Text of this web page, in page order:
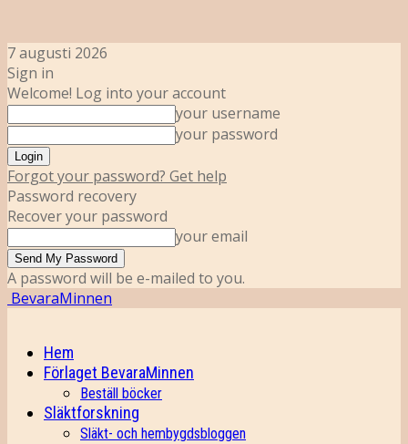
7 augusti 2026
Sign in
Welcome! Log into your account
your username
your password
Forgot your password? Get help
Password recovery
Recover your password
your email
A password will be e-mailed to you.
BevaraMinnen
Hem
Förlaget BevaraMinnen
Beställ böcker
Släktforskning
Släkt- och hembygdsbloggen